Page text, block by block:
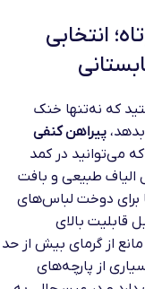
انتخابی
که نه‌تنها خنک
پیراهن کنفی
می‌توانید در کمد
الیاف طبیعی و بافت
برای دوخت لباس‌های
قابلیت بالای
از گرمای بیش از حد
از پارچه‌های